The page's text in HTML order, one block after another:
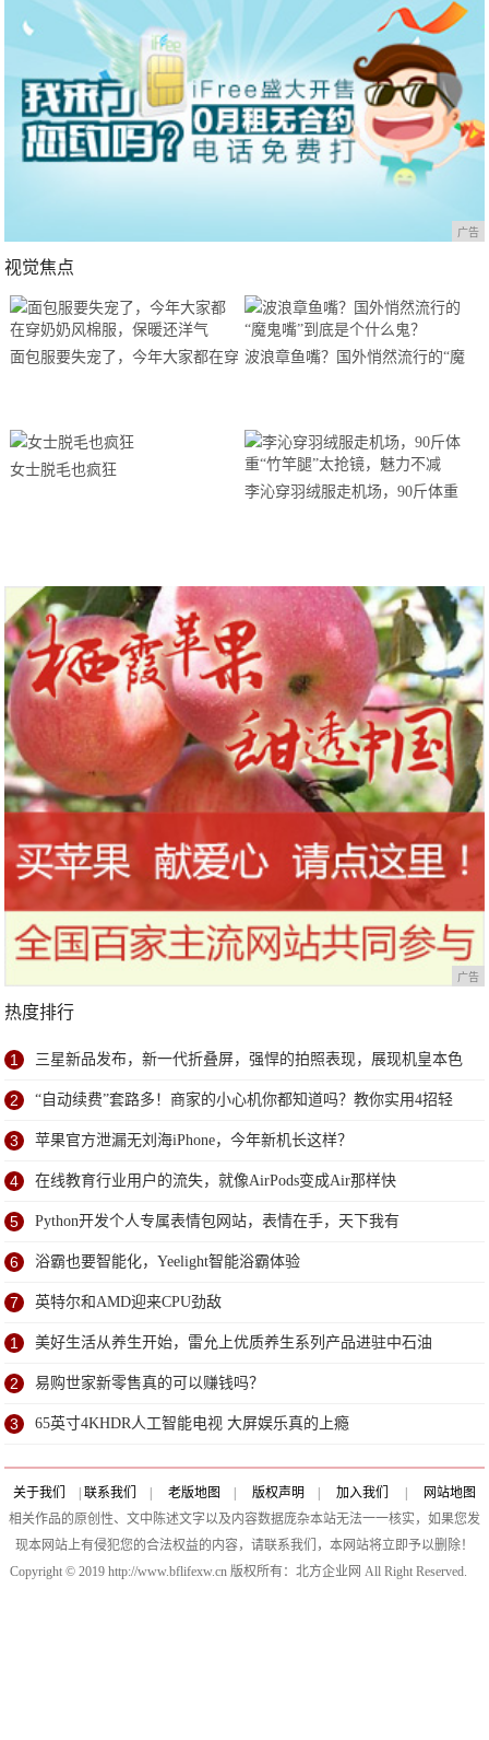
广告
视觉焦点
面包服要失宠了，今年大家都在穿 波浪章鱼嘴？国外悄然流行的“魔
女士脱毛也疯狂
李沁穿羽绒服走机场，90斤体重
广告
热度排行
1 三星新品发布，新一代折叠屏，强悍的拍照表现，展现机皇本色
2 “自动续费”套路多！商家的小心机你都知道吗？教你实用4招轻
松避免
3 苹果官方泄漏无刘海iPhone，今年新机长这样？
4 在线教育行业用户的流失，就像AirPods变成Air那样快
5 Python开发个人专属表情包网站，表情在手，天下我有
6 浴霸也要智能化，Yeelight智能浴霸体验
7 英特尔和AMD迎来CPU劲敌
1 美好生活从养生开始，雷允上优质养生系列产品进驻中石油
2 易购世家新零售真的可以赚钱吗？
3 65英寸4KHDR人工智能电视 大屏娱乐真的上瘾
关于我们 联系我们 老版地图 版权声明 加入我们
网站地图
相关作品的原创性、文中陈述文字以及内容数据庞杂本站无法一一核实，如果您发
现本网站上有侵犯您的合法权益的内容，请联系我们，本网站将立即予以删除！
Copyright © 2019 http://www.bflifexw.cn 版权所有：北方企业网 All Right Reserved.